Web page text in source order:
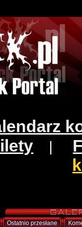
|
Ostatnio przesłane